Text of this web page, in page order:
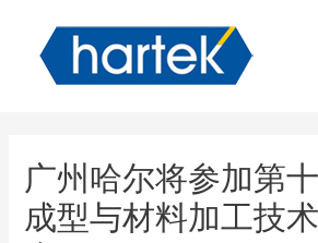
广州哈尔将参加第
成型与材料加工技